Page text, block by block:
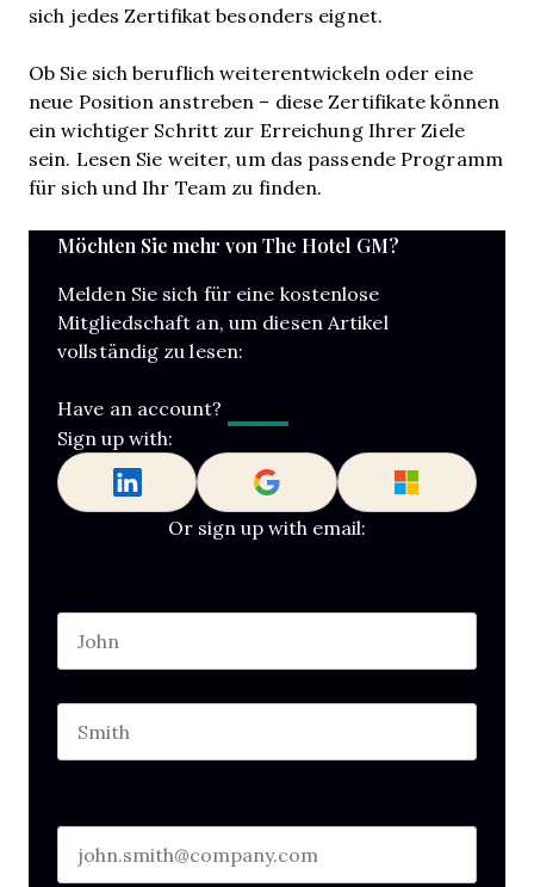
sich jedes Zertifikat besonders eignet.
Ob Sie sich beruflich weiterentwickeln oder eine
neue Position anstreben – diese Zertifikate können
ein wichtiger Schritt zur Erreichung Ihrer Ziele
sein. Lesen Sie weiter, um das passende Programm
für sich und Ihr Team zu finden.
Möchten Sie mehr von The Hotel GM?
Melden Sie sich für eine kostenlose
Mitgliedschaft an, um diesen Artikel
vollständig zu lesen:
Have an account?
Sign up with:
Or sign up with email: